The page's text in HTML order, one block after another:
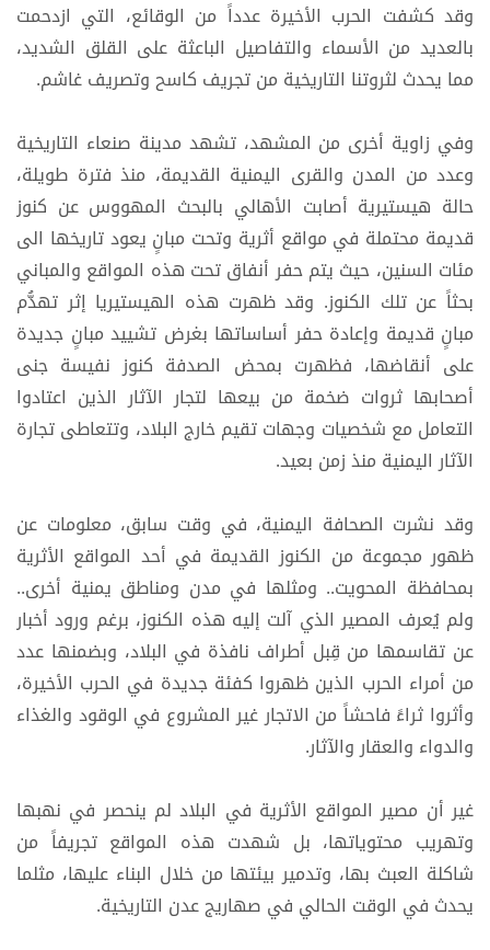
وقد كشفت الحرب الأخيرة عدداً من الوقائع، التي ازدحمت
بالعديد من الأسماء والتفاصيل الباعثة على القلق الشديد،
مما يحدث لثروتنا التاريخية من تجريف كاسح وتصريف غاشم.
وفي زاوية أخرى من المشهد، تشهد مدينة صنعاء التاريخية
وعدد من المدن والقرى اليمنية القديمة، منذ فترة طويلة،
حالة هيستيرية أصابت الأهالي بالبحث المهووس عن كنوز
قديمة محتملة في مواقع أثرية وتحت مبانٍ يعود تاريخها الى
مئات السنين، حيث يتم حفر أنفاق تحت هذه المواقع والمباني
بحثاً عن تلك الكنوز. وقد ظهرت هذه الهيستيريا إثر تهدُّم
مبانٍ قديمة وإعادة حفر أساساتها بغرض تشييد مبانٍ جديدة
على أنقاضها، فظهرت بمحض الصدفة كنوز نفيسة جنى
أصحابها ثروات ضخمة من بيعها لتجار الآثار الذين اعتادوا
التعامل مع شخصيات وجهات تقيم خارج البلاد، وتتعاطى تجارة
الآثار اليمنية منذ زمن بعيد.
وقد نشرت الصحافة اليمنية، في وقت سابق، معلومات عن
ظهور مجموعة من الكنوز القديمة في أحد المواقع الأثرية
بمحافظة المحويت.. ومثلها في مدن ومناطق يمنية أخرى..
ولم يُعرف المصير الذي آلت إليه هذه الكنوز، برغم ورود أخبار
عن تقاسمها من قِبل أطراف نافذة في البلاد، وبضمنها عدد
من أمراء الحرب الذين ظهروا كفئة جديدة في الحرب الأخيرة،
وأثروا ثراءً فاحشاً من الاتجار غير المشروع في الوقود والغذاء
والدواء والعقار والآثار.
غير أن مصير المواقع الأثرية في البلاد لم ينحصر في نهبها
وتهريب محتوياتها، بل شهدت هذه المواقع تجريفاً من
شاكلة العبث بها، وتدمير بيئتها من خلال البناء عليها، مثلما
يحدث في الوقت الحالي في صهاريج عدن التاريخية.